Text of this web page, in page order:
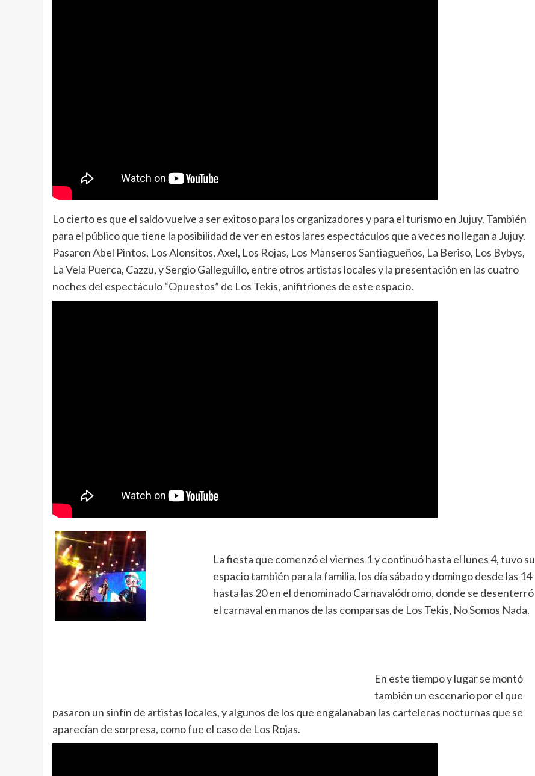
Lo cierto es que el saldo vuelve a ser exitoso para los organizadores y para el turismo en Jujuy. También
para el público que tiene la posibilidad de ver en estos lares espectáculos que a veces no llegan a Jujuy.
Pasaron Abel Pintos, Los Alonsitos, Axel, Los Rojas, Los Manseros Santiagueños, La Beriso, Los Bybys,
La Vela Puerca, Cazzu, y Sergio Galleguillo, entre otros artistas locales y la presentación en las cuatro
noches del espectáculo “Opuestos” de Los Tekis, anifitriones de este espacio.
La fiesta que comenzó el viernes 1 y continuó hasta el lunes 4, tuvo su
espacio también para la familia, los día sábado y domingo desde las 14
hasta las 20 en el denominado Carnavalódromo, donde se desenterró
el carnaval en manos de las comparsas de Los Tekis, No Somos Nada.
En este tiempo y lugar se montó
también un escenario por el que
pasaron un sinfín de artistas locales, y algunos de los que engalanaban las carteleras nocturnas que se
aparecían de sorpresa, como fue el caso de Los Rojas.